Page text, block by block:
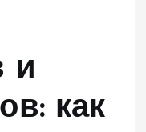
и
как